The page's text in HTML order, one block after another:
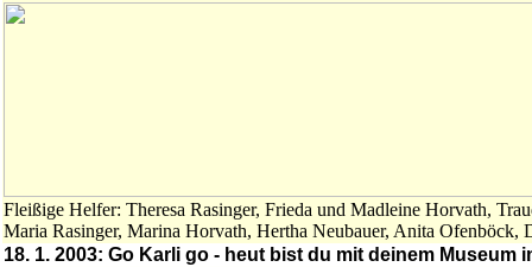
Fleißige Helfer: Theresa Rasinger, Frieda und Madleine Horvath,
Maria Rasinger, Marina Horvath, Hertha Neubauer, Anita Ofenböck,
18. 1. 2003: Go Karli go - heut bist du mit deinem Museum